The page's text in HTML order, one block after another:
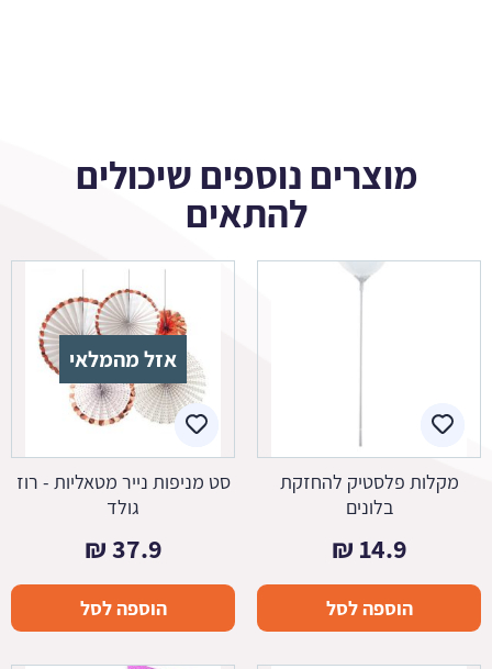
מוצרים נוספים שיכולים
להתאים
מקלות פלסטיק להחזקת
בלונים
14.9
₪
הוספה לסל
אזל מהמלאי
סט מניפות נייר מטאליות - רוז
גולד
37.9
₪
הוספה לסל